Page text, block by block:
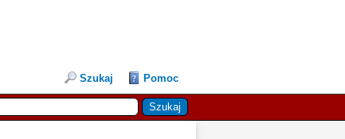
Szukaj Pomoc